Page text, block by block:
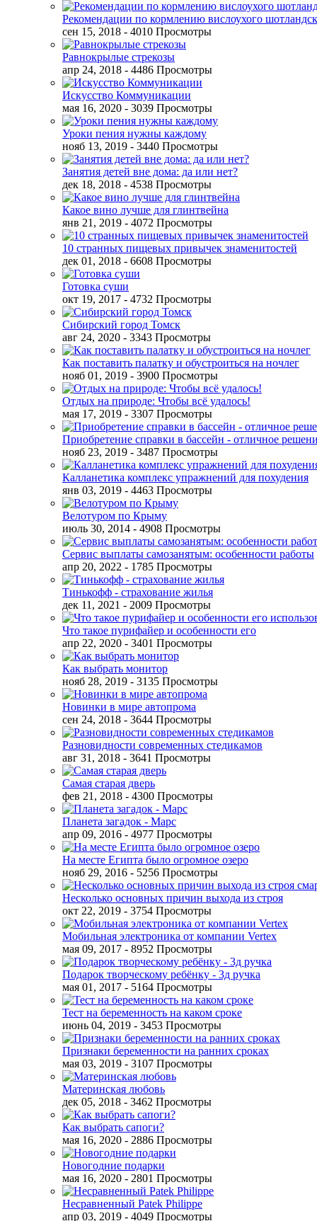
Рекомендации по кормлению вислоухого
сен 15, 2018 - 4010 Просмотры
Равнокрылые стрекозы
апр 24, 2018 - 4486 Просмотры
Искусство Коммуникации
мая 16, 2020 - 3039 Просмотры
Уроки пения нужны каждому
нояб 13, 2019 - 3440 Просмотры
Занятия детей вне дома: да или нет?
дек 18, 2018 - 4538 Просмотры
Какое вино лучше для глинтвейна
янв 21, 2019 - 4072 Просмотры
10 странных пищевых привычек знаменитостей
дек 01, 2018 - 6608 Просмотры
Готовка суши
окт 19, 2017 - 4732 Просмотры
Сибирский город Томск
авг 24, 2020 - 3343 Просмотры
Как поставить палатку и обустроиться на ночлег
нояб 01, 2019 - 3900 Просмотры
Отдых на природе: Чтобы всё удалось!
мая 17, 2019 - 3307 Просмотры
Приобретение справки в бассейн - отличное
нояб 23, 2019 - 3487 Просмотры
Калланетика комплекс упражнений для похудения
янв 03, 2019 - 4463 Просмотры
Велотуром по Крыму
июль 30, 2014 - 4908 Просмотры
Сервис выплаты самозанятым: особенности работы
апр 20, 2022 - 1785 Просмотры
Тинькофф - страхование жилья
дек 11, 2021 - 2009 Просмотры
Что такое пурифайер и особенности его
апр 22, 2020 - 3401 Просмотры
Как выбрать монитор
нояб 28, 2019 - 3135 Просмотры
Новинки в мире автопрома
сен 24, 2018 - 3644 Просмотры
Разновидности современных стедикамов
авг 31, 2018 - 3641 Просмотры
Самая старая дверь
фев 21, 2018 - 4300 Просмотры
Планета загадок - Марс
апр 09, 2016 - 4977 Просмотры
На месте Египта было огромное озеро
нояб 29, 2016 - 5256 Просмотры
Несколько основных причин выхода из строя
окт 22, 2019 - 3754 Просмотры
Мобильная электроника от компании Vertex
мая 09, 2017 - 8952 Просмотры
Подарок творческому ребёнку - 3д ручка
мая 01, 2017 - 5164 Просмотры
Тест на беременность на каком сроке
июнь 04, 2019 - 3453 Просмотры
Признаки беременности на ранних сроках
мая 03, 2019 - 3107 Просмотры
Материнская любовь
дек 05, 2018 - 3462 Просмотры
Как выбрать сапоги?
мая 16, 2020 - 2886 Просмотры
Новогодние подарки
мая 16, 2020 - 2801 Просмотры
Несравненный Patek Philippe
апр 03, 2019 - 4049 Просмотры